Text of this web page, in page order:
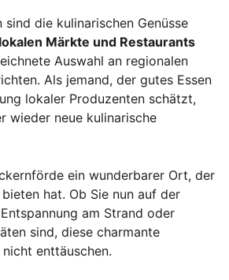
die kulinarischen Genüsse
lokalen Märkte und Restaurants
Auswahl an regionalen
Als jemand, der gutes Essen
lokaler Produzenten schätzt,
wieder neue kulinarische
ein wunderbarer Ort, der
hat. Ob Sie nun auf der
am Strand oder
sind, diese charmante
enttäuschen.